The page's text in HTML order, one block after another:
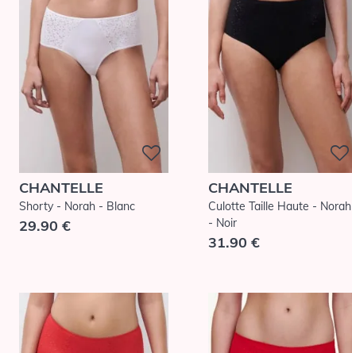
CHANTELLE
Shorty - Norah - Blanc
29.90 €
CHANTELLE
Culotte Taille Haute - Norah
- Noir
31.90 €